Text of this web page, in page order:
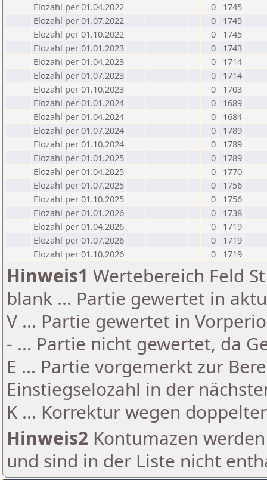
Elozahl per 01.04.2022
0
1745
Elozahl per 01.07.2022
0
1745
Elozahl per 01.10.2022
0
1745
Elozahl per 01.01.2023
0
1743
Elozahl per 01.04.2023
0
1714
Elozahl per 01.07.2023
0
1714
Elozahl per 01.10.2023
0
1703
Elozahl per 01.01.2024
0
1689
Elozahl per 01.04.2024
0
1684
Elozahl per 01.07.2024
0
1789
Elozahl per 01.10.2024
0
1789
Elozahl per 01.01.2025
0
1789
Elozahl per 01.04.2025
0
1770
Elozahl per 01.07.2025
0
1756
Elozahl per 01.10.2025
0
1756
Elozahl per 01.01.2026
0
1738
Elozahl per 01.04.2026
0
1719
Elozahl per 01.07.2026
0
1719
Elozahl per 01.10.2026
0 1719
Hinweis1 Wertebereich Feld
blank ... Partie gewertet in
V ... Partie gewertet in
- ... Partie nicht gewertet, da
E ... Partie vorgemerkt zur
Einstiegselozahl in der
K ... Korrektur wegen
Hinweis2 Kontumazen
und sind in der Liste nicht